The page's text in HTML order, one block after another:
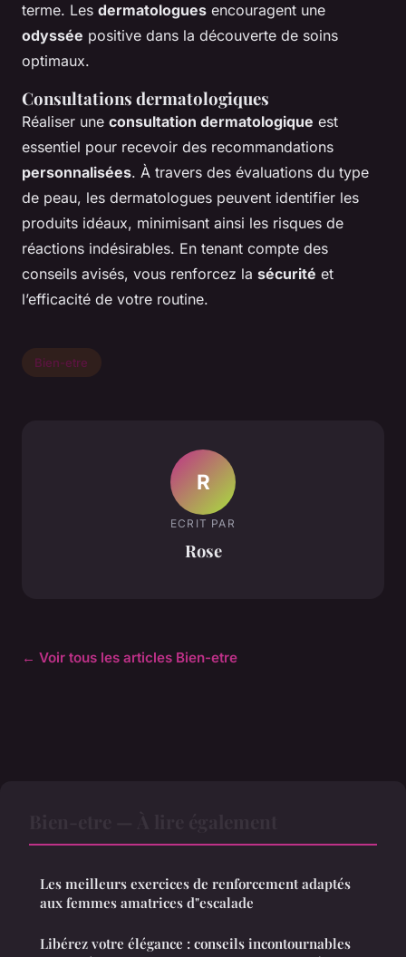
terme. Les dermatologues encouragent une
odyssée positive dans la découverte de soins
optimaux.
Consultations dermatologiques
Réaliser une consultation dermatologique est
essentiel pour recevoir des recommandations
personnalisées. À travers des évaluations du type
de peau, les dermatologues peuvent identifier les
produits idéaux, minimisant ainsi les risques de
réactions indésirables. En tenant compte des
conseils avisés, vous renforcez la sécurité et
l’efficacité de votre routine.
Bien-etre
R
ECRIT PAR
Rose
← Voir tous les articles Bien-etre
Les meilleurs exercices de renforcement adaptés
aux femmes amatrices d"escalade
Libérez votre élégance : conseils incontournables